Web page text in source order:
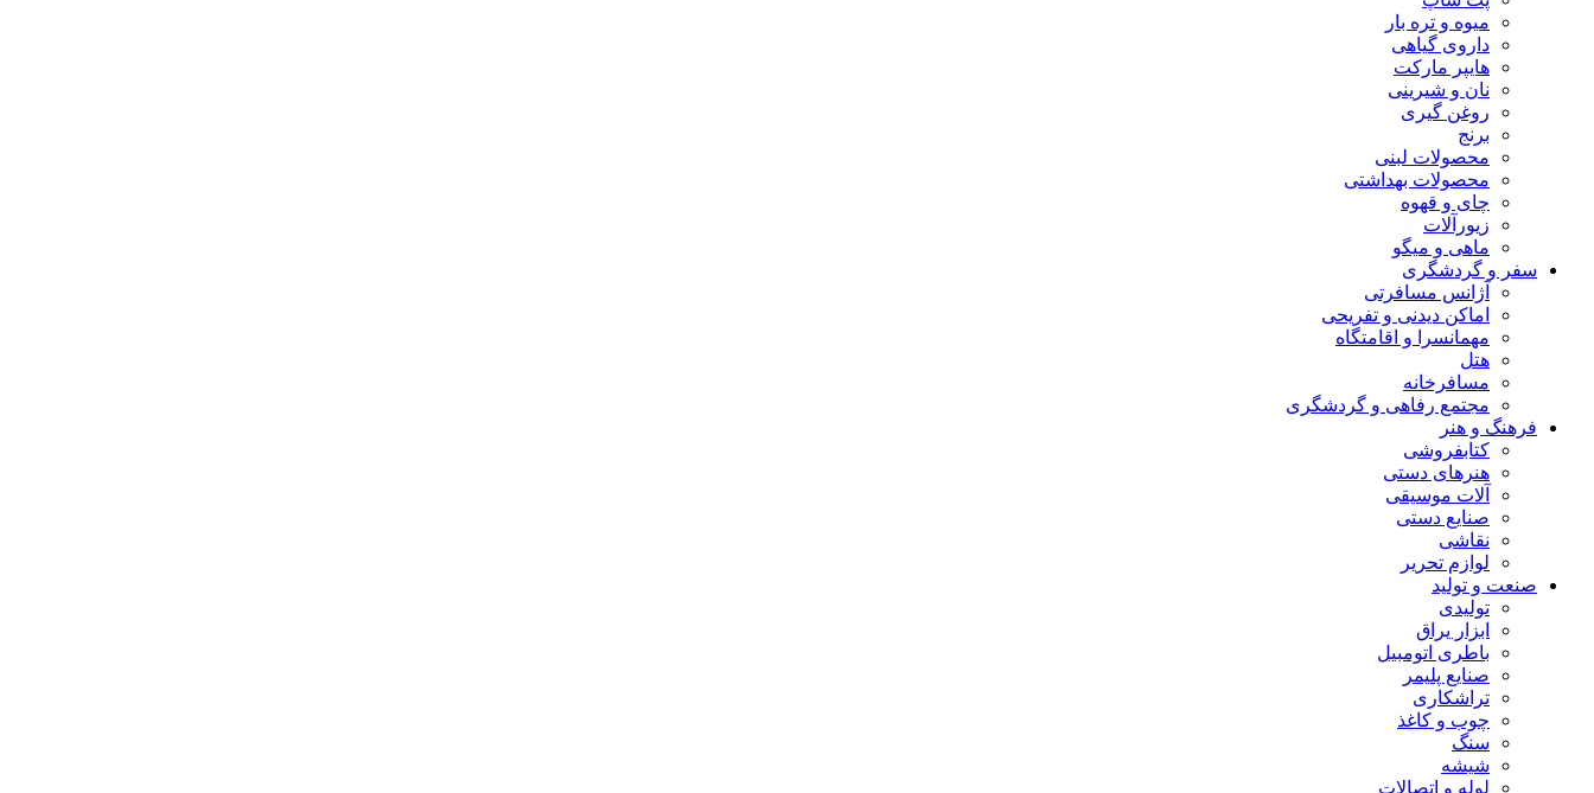
میوه و تره بار
داروی گیاهی
هایپر مارکت
نان و شیرینی
روغن گیری
برنج
محصولات لبنی
محصولات بهداشتی
چای و قهوه
زیورآلات
ماهی و میگو
سفر و گردشگری
آژانس مسافرتی
اماکن دیدنی و تفریحی
مهمانسرا و اقامتگاه
هتل
مسافرخانه
مجتمع رفاهی و گردشگری
فرهنگ و هنر
کتابفروشی
هنرهای دستی
آلات موسیقی
صنایع دستی
نقاشی
لوازم تحریر
صنعت و تولید
تولیدی
ابزار یراق
باطری اتومبیل
صنایع پلیمر
تراشکاری
چوب و کاغذ
سنگ
شیشه
لوله و اتصالات